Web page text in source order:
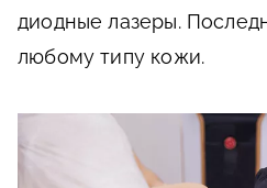
диодные лазеры.
любому типу кожи.